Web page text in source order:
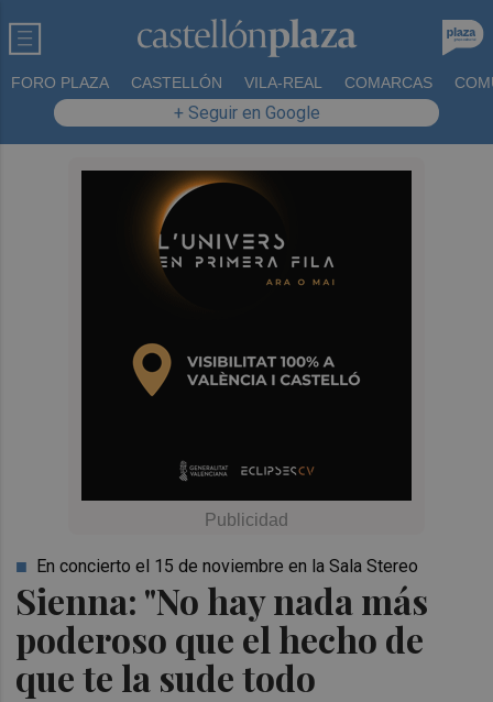
FORO PLAZA CASTELLÓN VILA-REAL COMARCAS
+ Seguir en Google
Sienna: "No hay nada más
poderoso que el hecho de
que te la sude todo
En concierto el 15 de noviembre en la Sala Stereo